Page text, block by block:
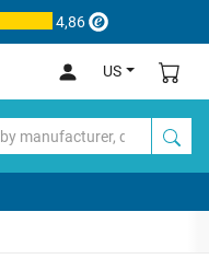
4,86
US